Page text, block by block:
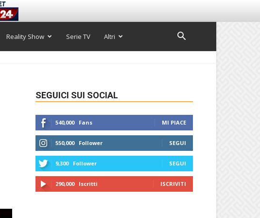
Reality Show Serie TV Altri
SEGUICI SUI SOCIAL
540,000 Fans MI PIACE
550,000 Follower SEGUI
9,300 Follower SEGUI
290,000 Iscritti ISCRIVITI